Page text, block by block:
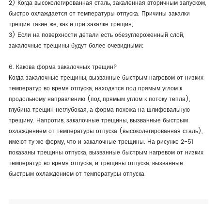
2) Когда высоколегированная сталь, закаленная вторичным запуском,
быстро охлаждается от температуры отпуска. Причины закалки
трещин такие же, как и при закалке трещин;
3) Если на поверхности детали есть обезуглероженный слой,
закалочные трещины будут более очевидными;
6. Какова форма закалочных трещин?
Когда закалочные трещины, вызванные быстрым нагревом от низких
температур во время отпуска, находятся под прямым углом к
продольному направлению (под прямым углом к потоку тепла),
глубина трещин неглубокая, а форма похожа на шлифовальную
трещину. Напротив, закалочные трещины, вызванные быстрым
охлаждением от температуры отпуска (высоколегированная сталь),
имеют ту же форму, что и закалочные трещины. На рисунке 2-51
показаны трещины отпуска, вызванные быстрым нагревом от низких
температур во время отпуска, и трещины отпуска, вызванные
быстрым охлаждением от температуры отпуска.